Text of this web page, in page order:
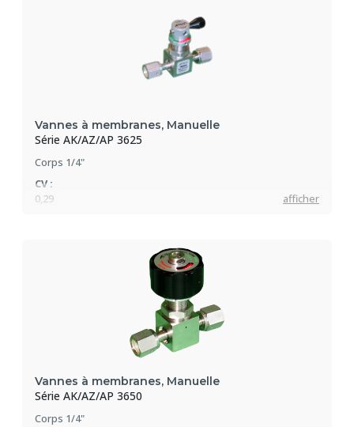
Vannes à membranes, Manuelle
Série AK/AZ/AP 3625
Corps 1/4"
CV :
0,29
afficher
Vannes à membranes, Manuelle
Série AK/AZ/AP 3650
Corps 1/4"